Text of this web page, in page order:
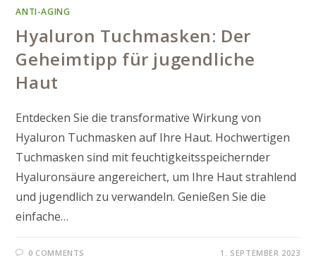
ANTI-AGING
Hyaluron Tuchmasken: Der
Geheimtipp für jugendliche
Haut
Entdecken Sie die transformative Wirkung von
Hyaluron Tuchmasken auf Ihre Haut. Hochwertigen
Tuchmasken sind mit feuchtigkeitsspeichernder
Hyaluronsäure angereichert, um Ihre Haut strahlend
und jugendlich zu verwandeln. Genießen Sie die
einfache…
0 COMMENTS 1. SEPTEMBER 2023